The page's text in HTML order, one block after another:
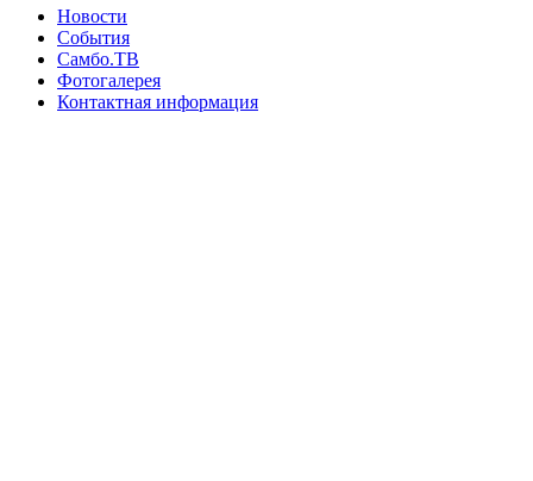
Новости
События
Самбо.ТВ
Фотогалерея
Контактная информация